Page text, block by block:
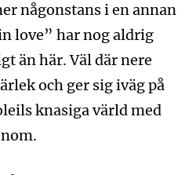
någonstans i en annan
love” har nog aldrig
än här. Väl där nere
och ger sig iväg på
knasiga värld med